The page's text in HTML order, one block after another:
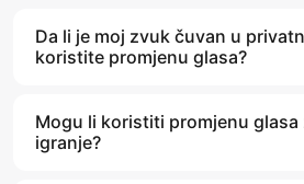
Da li je moj zvuk čuvan u
koristite promjenu glasa?
Mogu li koristiti promjenu glasa
igranje?